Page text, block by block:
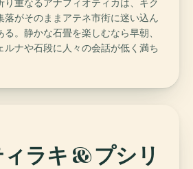
落がそのままアテネ市街に迷い込ん
。静かな石畳を楽しむなら早朝、
ルナや石段に人々の会話が低く満ち
ラキ & プシリ